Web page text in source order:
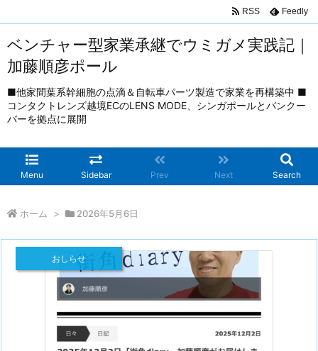
ベンチャー型家業承継でウミガメ実践記｜
加藤順彦ポール
■他家間葉系幹細胞の点滴＆自転車パーツ製造で家業を再構築中 ■
コンタクトレンズ越境ECのLENS MODE、シンガポールとバンクー
バーを拠点に展開
Menu Sidebar Prev Next Search
RSS Feedly
ホーム > 2026年5月6日
おしらせ